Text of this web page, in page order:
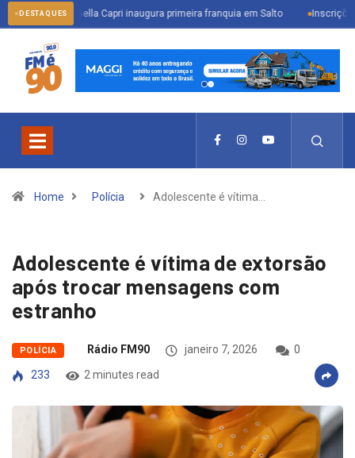
DESTAQUES
Bella Capri inaugura primeira franquia em Salto Inscrições abertas
Home Polícia Adolescente é vítima…
Adolescente é vítima de extorsão
após trocar mensagens com
estranho
POLÍCIA Rádio FM90 janeiro 7, 2026
0
233
2 minutes read